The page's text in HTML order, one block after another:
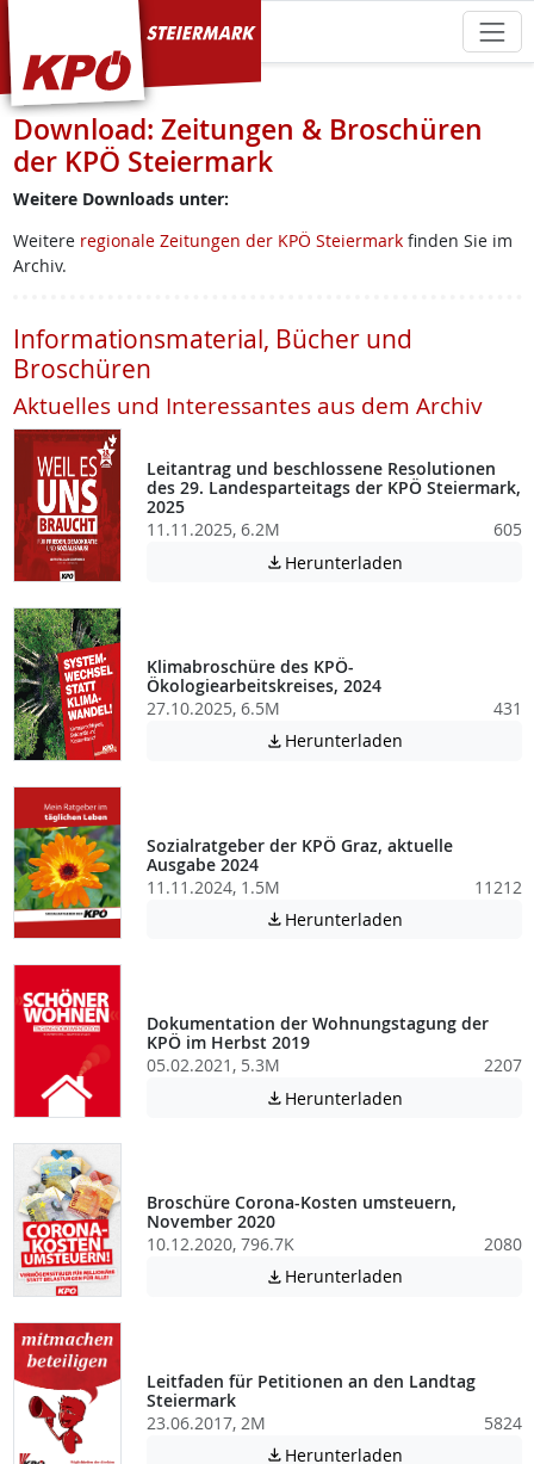
KPÖ Steiermark
Download: Zeitungen & Broschüren
der KPÖ Steiermark
Weitere Downloads unter:
Weitere regionale Zeitungen der KPÖ Steiermarkfinden Sie im
Archiv.
Informationsmaterial, Bücher und
Broschüren
Aktuelles und Interessantes aus dem Archiv
Leitantrag und beschlossene Resolutionen
des 29. Landesparteitags der KPÖ Steiermark,
2025
11.11.2025, 6.2M
605
 Herunterladen
Klimabroschüre des KPÖ-
Ökologiearbeitskreises, 2024
27.10.2025, 6.5M
431
 Herunterladen
Sozialratgeber der KPÖ Graz, aktuelle
Ausgabe 2024
11.11.2024, 1.5M
11212
 Herunterladen
Dokumentation der Wohnungstagung der
KPÖ im Herbst 2019
05.02.2021, 5.3M
2207
 Herunterladen
Broschüre Corona-Kosten umsteuern,
November 2020
10.12.2020, 796.7K
2080
 Herunterladen
Leitfaden für Petitionen an den Landtag
Steiermark
23.06.2017, 2M
5824
 Herunterladen